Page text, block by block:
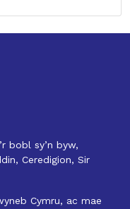
bobl sy’n byw,
Ceredigion, Sir
Cymru, ac mae